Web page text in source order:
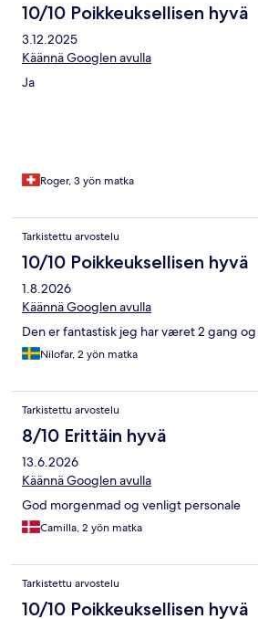
10/10 Poikkeuksellisen hyvä
3.12.2025
Käännä Googlen avulla
Ja
Roger, 3 yön matka
Tarkistettu arvostelu
10/10 Poikkeuksellisen hyvä
1.8.2026
Käännä Googlen avulla
Den er fantastisk jeg har været 2 gang
Nilofar, 2 yön matka
Tarkistettu arvostelu
8/10 Erittäin hyvä
13.6.2026
Käännä Googlen avulla
God morgenmad og venligt personale
Camilla, 2 yön matka
Tarkistettu arvostelu
10/10 Poikkeuksellisen hyvä